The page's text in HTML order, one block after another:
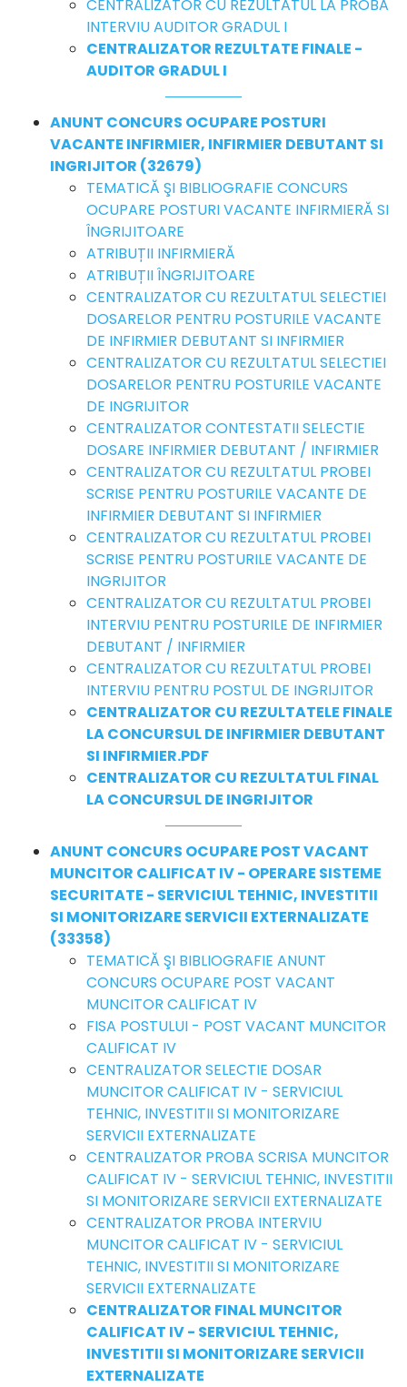
CENTRALIZATOR CU REZULTATUL LA PROBA
INTERVIU AUDITOR GRADUL I
CENTRALIZATOR REZULTATE FINALE -
AUDITOR GRADUL I
ANUNT CONCURS OCUPARE POSTURI
VACANTE INFIRMIER, INFIRMIER DEBUTANT SI
INGRIJITOR (32679)
TEMATICĂ ŞI BIBLIOGRAFIE CONCURS
OCUPARE POSTURI VACANTE INFIRMIERĂ SI
ÎNGRIJITOARE
ATRIBUȚII INFIRMIERĂ
ATRIBUȚII ÎNGRIJITOARE
CENTRALIZATOR CU REZULTATUL SELECTIEI
DOSARELOR PENTRU POSTURILE VACANTE
DE INFIRMIER DEBUTANT SI INFIRMIER
CENTRALIZATOR CU REZULTATUL SELECTIEI
DOSARELOR PENTRU POSTURILE VACANTE
DE INGRIJITOR
CENTRALIZATOR CONTESTATII SELECTIE
DOSARE INFIRMIER DEBUTANT / INFIRMIER
CENTRALIZATOR CU REZULTATUL PROBEI
SCRISE PENTRU POSTURILE VACANTE DE
INFIRMIER DEBUTANT SI INFIRMIER
CENTRALIZATOR CU REZULTATUL PROBEI
SCRISE PENTRU POSTURILE VACANTE DE
INGRIJITOR
CENTRALIZATOR CU REZULTATUL PROBEI
INTERVIU PENTRU POSTURILE DE INFIRMIER
DEBUTANT / INFIRMIER
CENTRALIZATOR CU REZULTATUL PROBEI
INTERVIU PENTRU POSTUL DE INGRIJITOR
CENTRALIZATOR CU REZULTATELE FINALE
LA CONCURSUL DE INFIRMIER DEBUTANT
SI INFIRMIER.PDF
CENTRALIZATOR CU REZULTATUL FINAL
LA CONCURSUL DE INGRIJITOR
ANUNT CONCURS OCUPARE POST VACANT
MUNCITOR CALIFICAT IV - OPERARE SISTEME
SECURITATE - SERVICIUL TEHNIC, INVESTITII
SI MONITORIZARE SERVICII EXTERNALIZATE
(33358)
TEMATICĂ ŞI BIBLIOGRAFIE ANUNT
CONCURS OCUPARE POST VACANT
MUNCITOR CALIFICAT IV
FISA POSTULUI - POST VACANT MUNCITOR
CALIFICAT IV
CENTRALIZATOR SELECTIE DOSAR
MUNCITOR CALIFICAT IV - SERVICIUL
TEHNIC, INVESTITII SI MONITORIZARE
SERVICII EXTERNALIZATE
CENTRALIZATOR PROBA SCRISA MUNCITOR
CALIFICAT IV - SERVICIUL TEHNIC, INVESTITII
SI MONITORIZARE SERVICII EXTERNALIZATE
CENTRALIZATOR PROBA INTERVIU
MUNCITOR CALIFICAT IV - SERVICIUL
TEHNIC, INVESTITII SI MONITORIZARE
SERVICII EXTERNALIZATE
CENTRALIZATOR FINAL MUNCITOR
CALIFICAT IV - SERVICIUL TEHNIC,
INVESTITII SI MONITORIZARE SERVICII
EXTERNALIZATE